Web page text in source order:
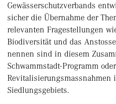
Gewässerschutzverbands
sicher die Übernahme der
relevanten Fragestellungen
Biodiversität und das
nennen sind in diesem
Schwammstadt-Programm
Revitalisierungsmassnahmen
Siedlungsgebiets.